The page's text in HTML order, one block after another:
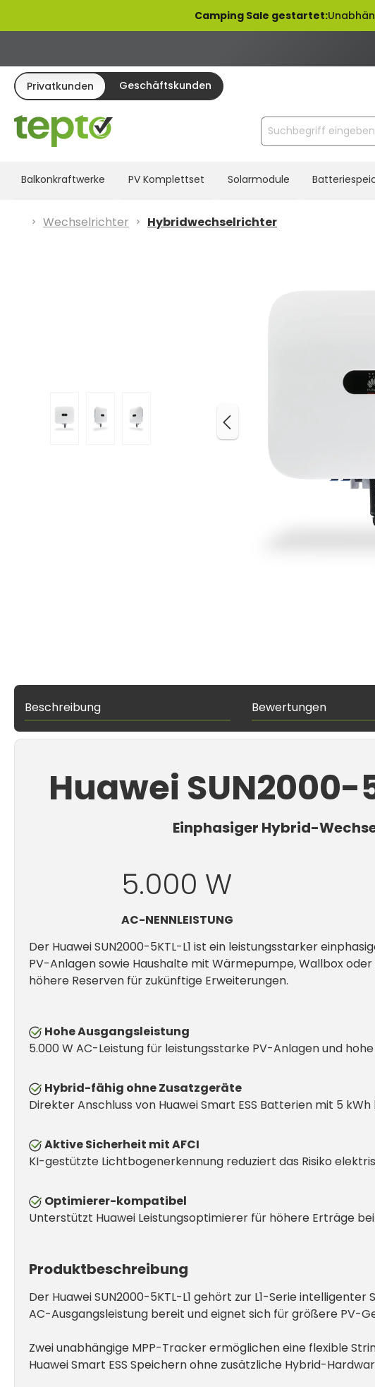
Zur Hauptnavigation springenCamping Sale gestartet:
Privatkunden Geschäftskunden
Balkonkraftwerke PV Komplettset Solarmodule
Wechselrichter
Hybridwechselrichter
Beschreibung Bewertungen
Huawei
Einphasiger Hybrid-
5.000 W
AC-NENNLEISTUNG
Der Huawei SUN2000-5KTL-L1 ist ein leistungsstarker
PV-Anlagen sowie Haushalte mit Wärmepumpe, Wallbox
höhere Reserven für zukünftige Erweiterungen.
Hohe Ausgangsleistung
5.000 W AC-Leistung für leistungsstarke PV-Anlagen und
Hybrid-fähig ohne Zusatzgeräte
Direkter Anschluss von Huawei Smart ESS Batterien mit 5
Aktive Sicherheit mit AFCI
KI-gestützte Lichtbogenerkennung reduziert das Risiko
Optimierer-kompatibel
Unterstützt Huawei Leistungsoptimierer für höhere Erträge
Produktbeschreibung
Der Huawei SUN2000-5KTL-L1 gehört zur L1-Serie
AC-Ausgangsleistung bereit und eignet sich für größere PV-
Zwei unabhängige MPP-Tracker ermöglichen eine flexible
Huawei Smart ESS Speichern ohne zusätzliche Hybrid-